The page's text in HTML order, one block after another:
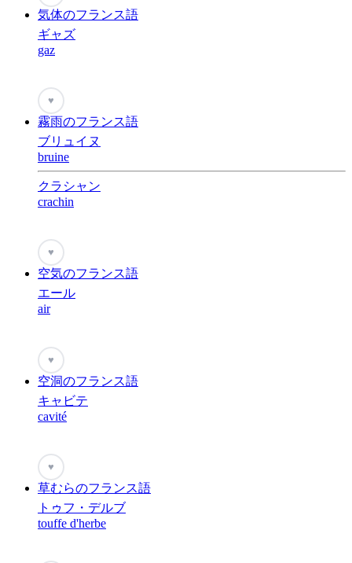
気体のフランス語
ギャズ
gaz
♥
霧雨のフランス語
ブリュイヌ
bruine
クラシャン
crachin
♥
空気のフランス語
エール
air
♥
空洞のフランス語
キャビテ
cavité
♥
草むらのフランス語
トゥフ・デルブ
touffe d'herbe